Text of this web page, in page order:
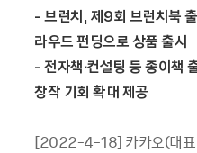
-브런치, 제9회 브런치북
라우드 펀딩으로 상품 출시
-전자책∙컨설팅 등 종이책
창작 기회 확대 제공
[2022-4-18] 카카오(대표